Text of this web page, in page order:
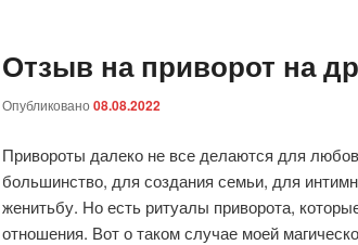
Отзыв на приворот на
Опубликовано 08.08.2022
Привороты далеко не все делаются для
большинство, для создания семьи, для
женитьбу. Но есть ритуалы приворота,
отношения. Вот о таком случае моей